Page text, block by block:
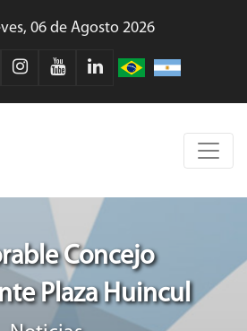
06 de Agosto 2026
Concejo
Plaza Huincul